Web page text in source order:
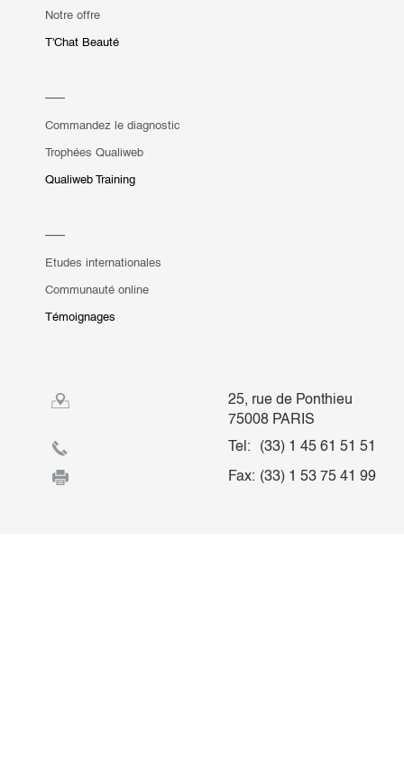
Notre offre
T'Chat Beauté
Commandez le diagnostic
Trophées Qualiweb
Qualiweb Training
Etudes internationales
Communauté online
Témoignages
25, rue de Ponthieu
75008 PARIS
Tel:
(33) 1 45 61 51 51
Fax: (33) 1 53 75 41 99